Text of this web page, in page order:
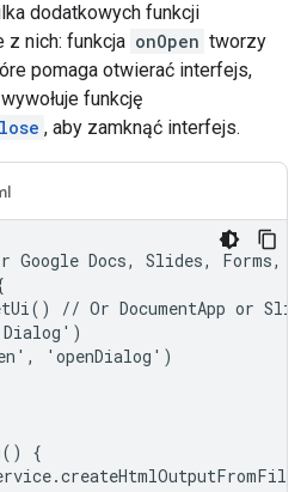
dodatkowych funkcji
z nich: funkcja onOpen tworzy
pomaga otwierać interfejs,
funkcję
, aby zamknąć interfejs.
Docs, Slides, Forms,
// Or DocumentApp or
'openDialog')
{